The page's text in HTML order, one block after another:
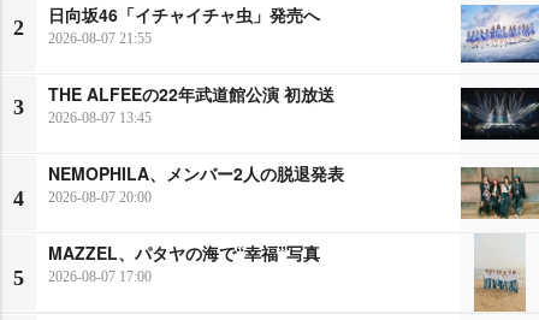
2
日向坂46「イチャイチャ虫」発売へ
2026-08-07 21:55
3
THE ALFEEの22年武道館公演 初放送
2026-08-07 13:45
4
NEMOPHILA、メンバー2人の脱退発表
2026-08-07 20:00
5
MAZZEL、パタヤの海で“幸福”写真
2026-08-07 17:00